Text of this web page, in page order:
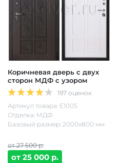
Коричневая дверь с двух
сторон МДФ с узором
197 оценок
Артикул товара: Е1005
Отделка: МДФ
Базовый размер: 2000х800 мм
от 27 500 р.
от 25 000 р.